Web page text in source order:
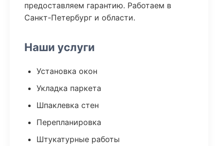
предоставляем гарантию. Работаем в
Санкт-Петербург и области.
Наши услуги
Установка окон
Укладка паркета
Шпаклевка стен
Перепланировка
Штукатурные работы